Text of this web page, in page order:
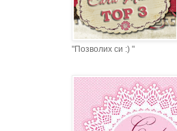
"Позволих си :) "